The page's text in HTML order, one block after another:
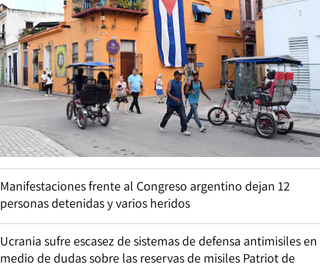
Manifestaciones frente al Congreso argentino dejan 12
personas detenidas y varios heridos
Ucrania sufre escasez de sistemas de defensa antimisiles en
medio de dudas sobre las reservas de misiles Patriot de